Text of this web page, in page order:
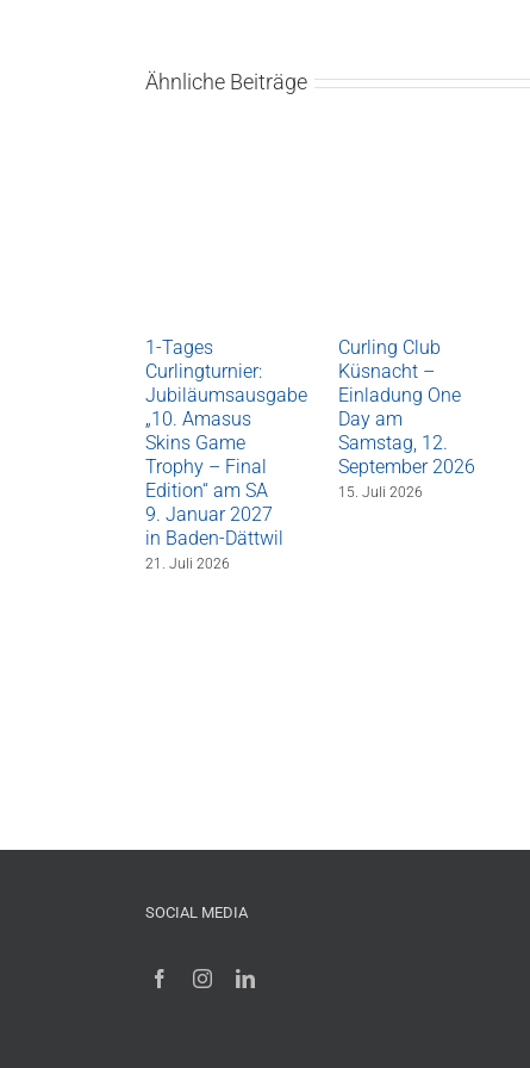
Ähnliche Beiträge
1-Tages
Curlingturnier:
Jubiläumsausgabe
„10. Amasus
Skins Game
Trophy – Final
Edition“ am SA
9. Januar 2027
in Baden-Dättwil
21. Juli 2026
Curling Club
Küsnacht –
Einladung One
Day am
Samstag, 12.
September 2026
15. Juli 2026
SOCIAL MEDIA